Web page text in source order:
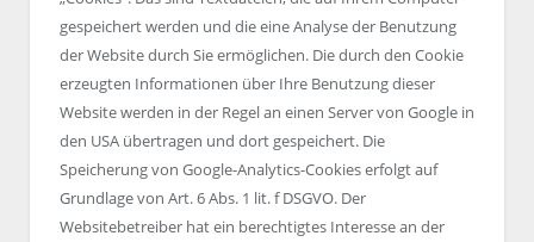
gespeichert werden und die eine Analyse der Benutzung
der Website durch Sie ermöglichen. Die durch den Cookie
erzeugten Informationen über Ihre Benutzung dieser
Website werden in der Regel an einen Server von Google in
den USA übertragen und dort gespeichert. Die
Speicherung von Google-Analytics-Cookies erfolgt auf
Grundlage von Art. 6 Abs. 1 lit. f DSGVO. Der
Websitebetreiber hat ein berechtigtes Interesse an der